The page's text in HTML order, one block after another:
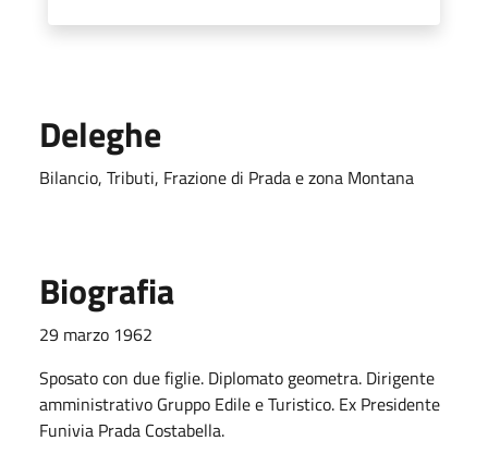
Deleghe
Bilancio, Tributi, Frazione di Prada e zona Montana
Biografia
29 marzo 1962
Sposato con due figlie. Diplomato geometra. Dirigente
amministrativo Gruppo Edile e Turistico. Ex Presidente
Funivia Prada Costabella.